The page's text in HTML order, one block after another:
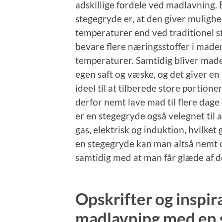
adskillige fordele ved madlavning.
stegegryde er, at den giver
temperaturer end ved traditionel
bevare flere næringsstoffer i
temperaturer. Samtidig bliver
egen saft og væske, og det giver
ideel til at tilberede store
derfor nemt lave mad til flere
er en stegegryde også velegnet til
gas, elektrisk og induktion, hvilket
en stegegryde kan man altså
samtidig med at man får glæde af
Opskrifter og